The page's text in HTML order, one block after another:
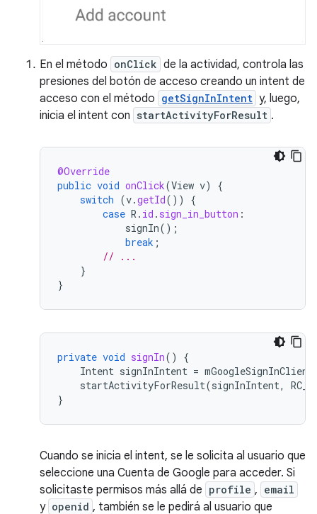
En el método onClick de la actividad, controla las
presiones del botón de acceso creando un intent de
acceso con el método getSignInIntent y, luego,
inicia el intent con startActivityForResult .
@Override
public void onClick(View v)
{
switch (v.getId())
{
case R . id . sign_in_button :
signIn();
break ;
// ...
}
}
private void signIn()
{
Intent signInIntent = mGoogleSignInClient
startActivityForResult(signInIntent,
}
Cuando se inicia el intent, se le solicita al usuario que
seleccione una Cuenta de Google para acceder. Si
solicitaste permisos más allá de profile , email
y openid , también se le pedirá al usuario que